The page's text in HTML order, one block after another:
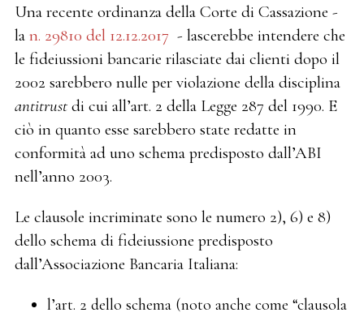
Una recente ordinanza della Corte di Cassazione -
la n. 29810 del 12.12.2017 - lascerebbe intendere che
le fideiussioni bancarie rilasciate dai clienti dopo il
2002 sarebbero nulle per violazione della disciplina
antitrustdi cui all’art. 2 della Legge 287 del 1990. E
ciò in quanto esse sarebbero state redatte in
conformità ad uno schema predisposto dall’ABI
nell’anno 2003.
Le clausole incriminate sono le numero 2), 6) e 8)
dello schema di fideiussione predisposto
dall’Associazione Bancaria Italiana:
l’art. 2 dello schema (noto anche come “clausola